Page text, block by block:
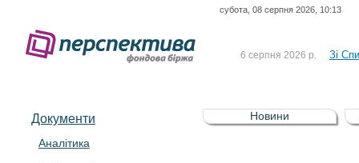
субота, 08 серпня 2026, 10:13
6 серпня 2026 р. Зі
5 серпня 2026 р.
Зі
UA4000232607)
Документи
Аналітика
Новини